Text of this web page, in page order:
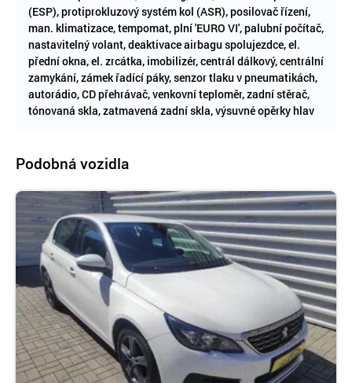
(ESP), protiprokluzový systém kol (ASR), posilovač řízení,
man. klimatizace, tempomat, plní 'EURO VI', palubní počítač,
nastavitelný volant, deaktivace airbagu spolujezdce, el.
přední okna, el. zrcátka, imobilizér, centrál dálkový, centrální
zamykání, zámek řadící páky, senzor tlaku v pneumatikách,
autorádio, CD přehrávač, venkovní teploměr, zadní stěrač,
tónovaná skla, zatmavená zadní skla, výsuvné opěrky hlav
Podobná vozidla